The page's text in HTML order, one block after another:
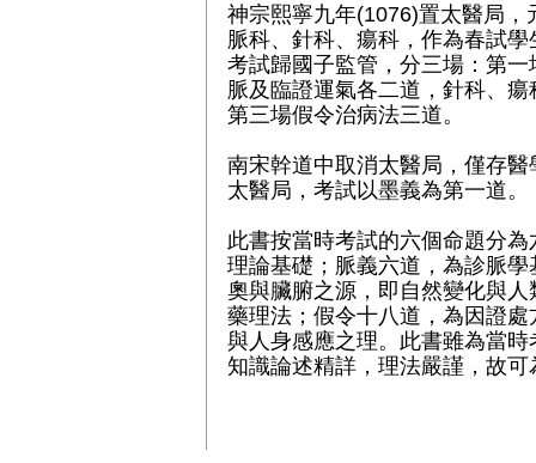
神宗熙寧九年(1076)置太醫局
脈科、針科、瘍科，作為春試
考試歸國子監管，分三場：第
脈及臨證運氣各二道，針科、
第三場假令治病法三道。
南宋幹道中取消太醫局，僅存
太醫局，考試以墨義為第一道。
此書按當時考試的六個命題分
理論基礎；脈義六道，為診脈
奧與臟腑之源，即自然變化與
藥理法；假令十八道，為因證
與人身感應之理。此書雖為當
知識論述精詳，理法嚴謹，故可